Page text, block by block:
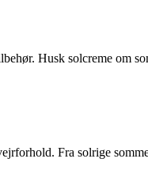
Husk solcreme om
Fra solrige